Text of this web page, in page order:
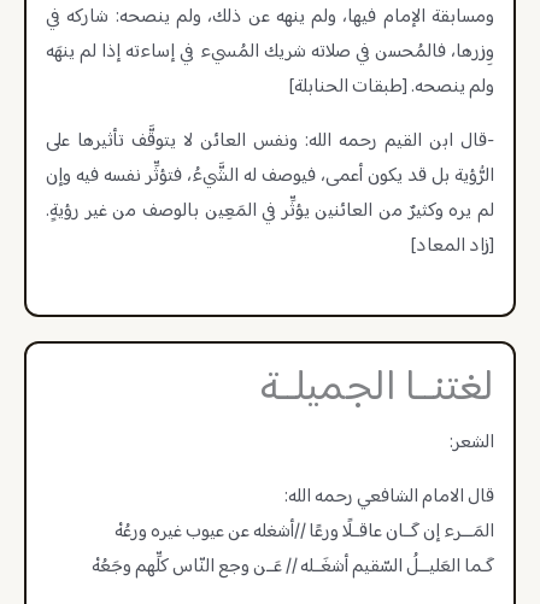
ومسابقة الإمام فيها، ولم ينهه عن ذلك، ولم ينصحه: شاركه في
وِزرها، فالمُحسن في صلاته شريك المُسيء في إساءته إذا لم ينهَه
ولم ينصحه. [طبقات الحنابلة]
-قال ابن القيم رحمه الله: ونفس العائن لا يتوقَّف تأثيرها على
الرُّؤية بل قد يكون أعمى، فيوصف له الشَّيءُ، فتؤثِّر نفسه فيه وإن
لم يره وكثيرٌ من العائنين يؤثِّر في المَعِين بالوصف من غير رؤيةٍ.
[زاد المعاد]
لغتنــا الجميلــة
الشعر:
قال الامام الشافعي رحمه الله:
المَـــرء إن كَــان عاقــلًا ورعًا //أشغله عن عيوب غيره ورعُهْ
كَـما العَليـــلُ السّقيم أشغَــله // عَــن وجع النّاس كلِّهم وجَعُهْ